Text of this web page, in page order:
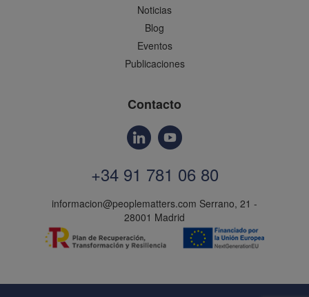
Noticias
Blog
Eventos
Publicaciones
Contacto
+34 91 781 06 80
informacion@peoplematters.com Serrano, 21 -
28001 Madrid